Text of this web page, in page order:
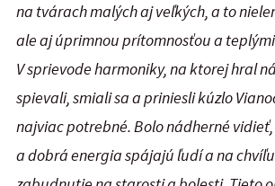
na tvárach malých aj veľkých, a to
ale aj úprimnou prítomnosťou a
V sprievode harmoniky, na ktorej hral
spievali, smiali sa a priniesli kúzlo
najviac potrebné. Bolo nádherné
a dobrá energia spájajú ľudí a na